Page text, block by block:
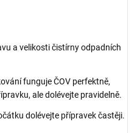
a velikosti čistírny odpadních
funguje ČOV perfektně,
ale dolévejte pravidelně.
dolévejte přípravek častěji.